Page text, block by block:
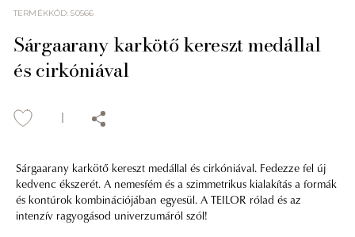
TERMÉKKÓD:50566
Sárgaarany karkötő kereszt medállal
és cirkóniával
Sárgaarany karkötő kereszt medállal és cirkóniával. Fedezze fel új
kedvenc ékszerét. A nemesfém és a szimmetrikus kialakítás a formák
és kontúrok kombinációjában egyesül. A TEILOR rólad és az
intenzív ragyogásod univerzumáról szól!